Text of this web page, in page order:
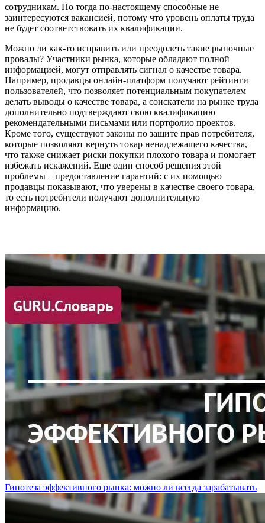
сотрудникам. Но тогда по-настоящему способные не
заинтересуются вакансией, потому что уровень оплаты труда
не будет соответствовать их квалификации.
Можно ли как-то исправить или преодолеть такие рыночные
провалы? Участники рынка, которые обладают полной
информацией, могут отправлять сигнал о качестве товара.
Например, продавцы онлайн-платформ получают рейтинги
пользователей, что позволяет потенциальным покупателем
делать выводы о качестве товара, а соискатели на рынке труда
дополнительно подтверждают свою квалификацию
рекомендательными письмами или портфолио проектов.
Кроме того, существуют законы по защите прав потребителя,
которые позволяют вернуть товар ненадлежащего качества,
что также снижает риски покупки плохого товара и помогает
избежать искажений. Еще один способ решения этой
проблемы – предоставление гарантий: с их помощью
продавцы показывают, что уверены в качестве своего товара,
то есть потребители получают дополнительную
информацию.
Гипотеза эффективного рынка: можно ли всегда зарабатывать